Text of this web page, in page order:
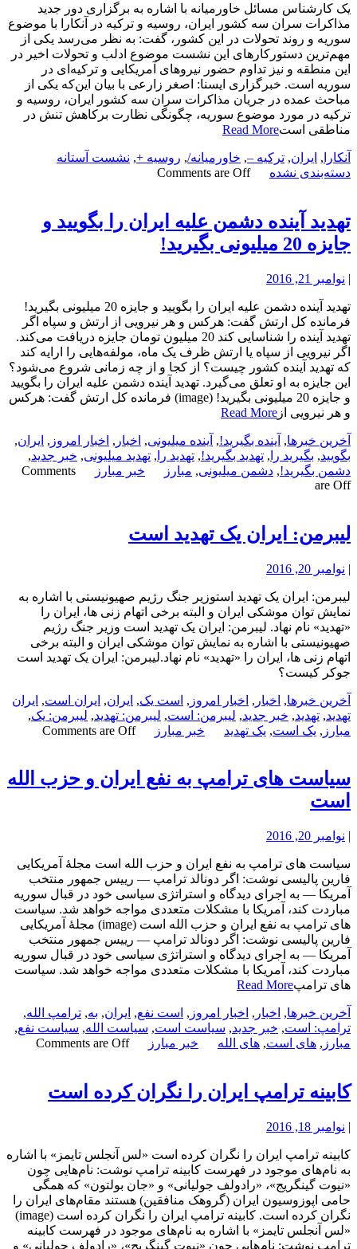
یک کارشناس مسائل خاورمیانه با اشاره به برگزاری دور جدید
مذاکرات سران سه کشور ایران، روسیه و ترکیه در آنکارا با موضوع
سوریه و روند تحولات در این کشور، گفت: به نظر می‌رسد یکی از
مهم‌ترین دستورکار‌های این نشست موضوع ادلب و تحولات اخیر در
این منطقه و نیز تداوم حضور نیرو‌های آمریکایی و ترکیه‌ای در
سوریه است. خبرگزاری ایسنا: اصغر زارعی با بیان این‌که یکی از
مباحث عمده در جریان مذاکرات سران سه کشور ایران، روسیه و
ترکیه در مورد موضوع سوریه، چگونگی نظارت برکاهش تنش در
مناطقی استRead More
آنکارا , ایران, ترکیه –, خاورمیانه/, روسیه +, نشست آستانه
دسته‌بندی نشده
Comments are Off
تهدید آینده دشمن علیه ایران را بگویید و
جایزه 20 میلیونی بگیرید!
| نوامبر 21, 2016
تهدید آینده دشمن علیه ایران را بگویید و جایزه 20 میلیونی بگیرید!
فرمانده کل ارتش گفت: هرکس و هر نیرویی از ارتش و سپاه اگر
تهدید آینده را شناسایی کند 20 میلیون تومان جایزه دریافت می‌کند.
اگر نیرویی از سپاه یا ارتش ظرف یک ماه، مولفه‌هایی را ارایه کند
که تهدید آینده کشور چیست؟ از کجا و از چه زمانی شروع می‌شود؟
این جایزه به او تعلق می‌گیرد. تهدید آینده دشمن علیه ایران را بگویید
و جایزه 20 میلیونی بگیرید! (image) فرمانده کل ارتش گفت: هرکس
و هر نیرویی از Read More
آخرین خبرها, آینده بگیرید!, آینده میلیونی, اخبار , اخبار امروز , ایران,
بگویید, بگیرید را , تهدید بگیرید!, تهدید را , تهدید میلیونی, خبر جدید,
دشمن بگیرید!, دشمن میلیونی, مبارز خبر مبارز
Comments
are Off
لیبرمن: ایران یک تهدید است
| نوامبر 20, 2016
لیبرمن: ایران یک تهدید استوزیر جنگ رژیم صهیونیستی با اشاره به
نمایش توان موشکی ایران و البته برخی اتهام زنی ها، ایران را
«تهدید» نام نهاد. لیبرمن: ایران یک تهدید است وزیر جنگ رژیم
صهیونیستی با اشاره به نمایش توان موشکی ایران و البته برخی
اتهام زنی ها، ایران را «تهدید» نام نهاد.لیبرمن: ایران یک تهدید است
جوکر کیست؟
آخرین خبرها, اخبار , اخبار امروز , است یک, ایران, ایران است, ایران
تهدید, تهدید, خبر جدید, لیبرمن: است, لیبرمن: تهدید, لیبرمن: یک,
مبارز , یک است, یک تهدید خبر مبارز Comments are Off
سیاست های ترامپ به نفع ایران و حزب الله
است
| نوامبر 20, 2016
سیاست های ترامپ به نفع ایران و حزب الله است مجلۀ آمریکایی
فارین پالیسی نوشت: اگر دونالد ترامپ — رییس جمهور منتخب
آمریکا — به اجرای دیدگاه و استراتژی سیاسی خود در قبال سوریه
مباردت کند، آمریکا با مشکلات متعددی مواجه خواهد شد. سیاست
های ترامپ به نفع ایران و حزب الله است (image) مجلۀ آمریکایی
فارین پالیسی نوشت: اگر دونالد ترامپ — رییس جمهور منتخب
آمریکا — به اجرای دیدگاه و استراتژی سیاسی خود در قبال سوریه
مباردت کند، آمریکا با مشکلات متعددی مواجه خواهد شد. سیاست
های ترامپRead More
آخرین خبرها, اخبار , اخبار امروز , است نفع, ایران, به, ترامپ الله,
ترامپ: است, خبر جدید, سیاست است, سیاست الله, سیاست نفع,
مبارز , های است, های الله خبر مبارز Comments are Off
کابینه ترامپ ایران را نگران کرده است
| نوامبر 18, 2016
کابینه ترامپ ایران را نگران کرده است «لس آنجلس تایمز» با اشاره
به نام‌های موجود در فهرست کابینه ترامپ نوشت: نام‌هایی چون
«نیوت گینگریج»، «رادولف جولیانی» و «جان بولتون» که همگی
حامی اپوزوسیون ایران (گروهک منافقین) هستند مقام‌های ایران را
نگران کرده است. کابینه ترامپ ایران را نگران کرده است (image)
«لس آنجلس تایمز» با اشاره به نام‌های موجود در فهرست کابینه
ترامپ نوشت: نام‌هایی چون «نیوت گینگریج»، «رادولف جولیانی» و